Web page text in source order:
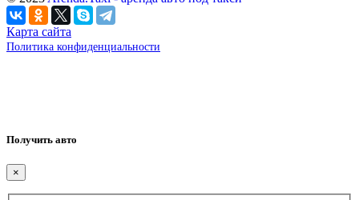
Карта сайта
Политика конфиденциальности
Получить авто
×